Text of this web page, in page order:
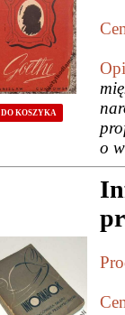
DO KOSZYKA
o w